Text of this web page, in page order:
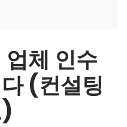
체 인수
(컨설팅